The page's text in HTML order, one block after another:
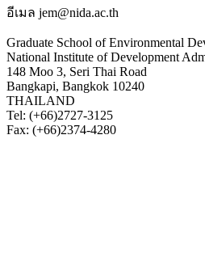
อีเมล jem@nida.ac.th
Graduate School of Environmental
National Institute of Development
148 Moo 3, Seri Thai Road
Bangkapi, Bangkok 10240
THAILAND
Tel: (+66)2727-3125
Fax: (+66)2374-4280